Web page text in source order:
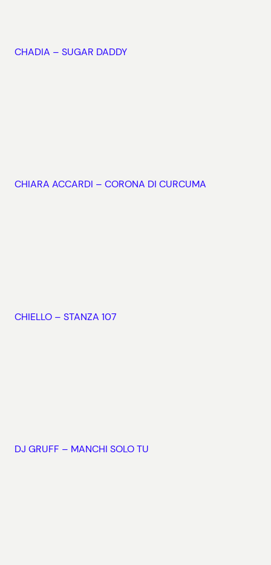
CHADIA – SUGAR DADDY
CHIARA ACCARDI – CORONA DI CURCUMA
CHIELLO – STANZA 107
DJ GRUFF – MANCHI SOLO TU